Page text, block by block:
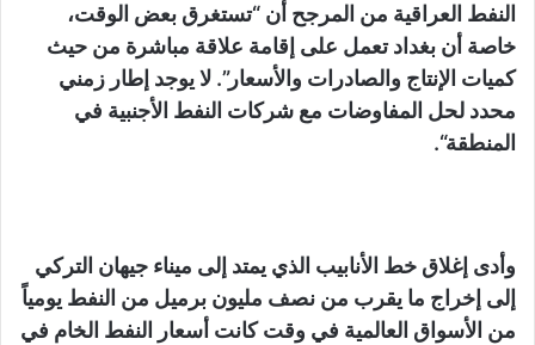
النفط العراقية من المرجح أن “تستغرق بعض الوقت،
خاصة أن بغداد تعمل على إقامة علاقة مباشرة من حيث
كميات الإنتاج والصادرات والأسعار”. لا يوجد إطار زمني
محدد لحل المفاوضات مع شركات النفط الأجنبية في
المنطقة“.
وأدى إغلاق خط الأنابيب الذي يمتد إلى ميناء جيهان التركي
إلى إخراج ما يقرب من نصف مليون برميل من النفط يومياً
من الأسواق العالمية في وقت كانت أسعار النفط الخام في